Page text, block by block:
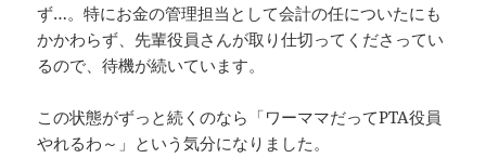
ず…。特にお金の管理担当として会計の任についたにも
かかわらず、先輩役員さんが取り仕切ってくださってい
るので、待機が続いています。
この状態がずっと続くのなら「ワーママだってPTA役員
やれるわ～」という気分になりました。